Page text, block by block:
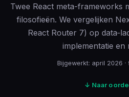
🇯🇵
🇷🇺Русский
🇨🇳 简体中文
🇮🇹Italiano
🇮🇳हिन्दी
Twee React meta-frameworks
filosofieën. We vergelijken
React Router 7) op
implementatie en
Bijgewerkt: april 2026 ·
↓ Naar